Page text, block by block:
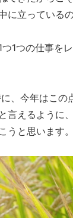
に立っているの
1つの仕事を
、今年はこの
言えるように
うと思います。